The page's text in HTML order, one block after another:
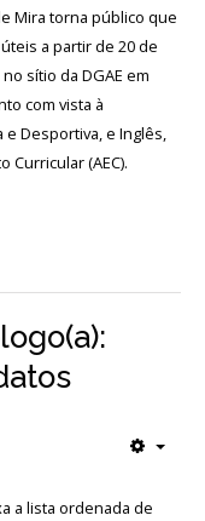
Mira torna público que
a partir de 20 de
sítio da DGAE em
com vista à
e Desportiva, e Inglês,
Curricular (AEC).
a lista ordenada de